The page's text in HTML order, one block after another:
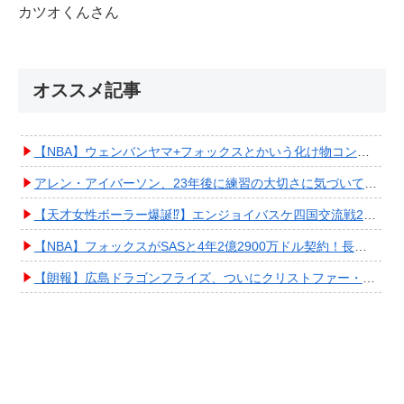
カツオくんさん
オススメ記事
【NBA】ウェンバンヤマ+フォックスとかいう化け物コンビが爆誕してしまうwwwwwwwwww
アレン・アイバーソン、23年後に練習の大切さに気づいてしまうwwwwwwwwwwww
【天才女性ボーラー爆誕⁉︎】エンジョイバスケ四国交流戦2025 in 香川③ #エアボーズ #427
【NBA】フォックスがSASと4年2億2900万ドル契約！長期確保しPO進出へ期待高まる
【朗報】広島ドラゴンフライズ、ついにクリストファー・スミス獲得キタ━━━━(ﾟ∀ﾟ)━━━━!!